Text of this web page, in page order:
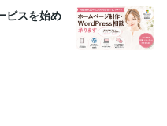
ビスを始め